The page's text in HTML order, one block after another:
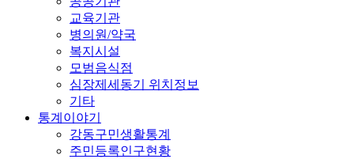
교육기관
병의원/약국
복지시설
모범음식점
심장제세동기 위치정보
기타
통계이야기
강동구민생활통계
주민등록인구현황